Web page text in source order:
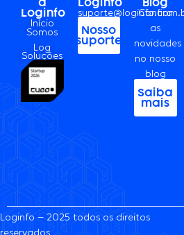
Loginfo
Início
Somos
Log
Soluções
Nosso
suporte
Confira
as
novidades
no nosso
blog
Saiba
mais
Loginfo – 2025 todos os direitos
reservados